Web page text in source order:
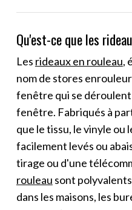
Qu'est-ce que les
Les rideaux en rouleau,
nom de stores
fenêtre qui se déroulent
fenêtre. Fabriqués à
que le tissu, le vinyle ou
facilement levés ou
tirage ou d'une
rouleau sont
dans les maisons, les